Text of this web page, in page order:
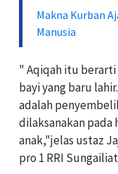
Makna Kurban
Manusia
" Aqiqah itu
bayi yang baru
adalah
dilaksanakan
anak,"jelas ustaz
pro 1 RRI